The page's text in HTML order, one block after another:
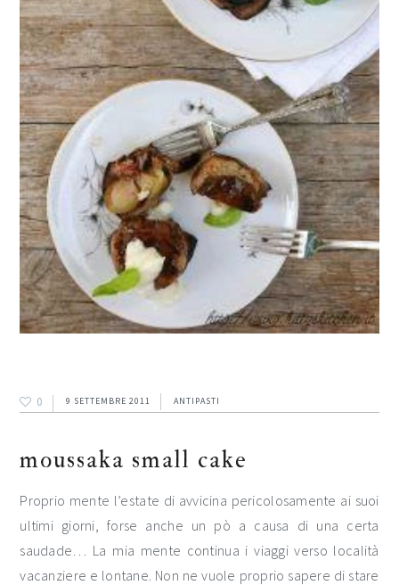
0 9 SETTEMBRE 2011 ANTIPASTI
moussaka small cake
Proprio mente l’estate di avvicina pericolosamente ai suoi
ultimi giorni, forse anche un pò a causa di una certa
saudade… La mia mente continua i viaggi verso località
vacanziere e lontane. Non ne vuole proprio sapere di stare